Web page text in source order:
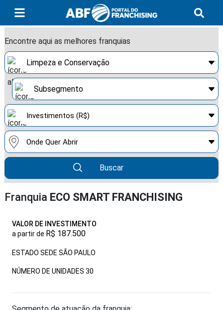
Encontre aqui as melhores franquias
Buscar
Franquia ECO SMART FRANCHISING
VALOR DE INVESTIMENTO
a partir de R$ 187.500
ESTADO SEDE SÃO PAULO
NÚMERO DE UNIDADES 30